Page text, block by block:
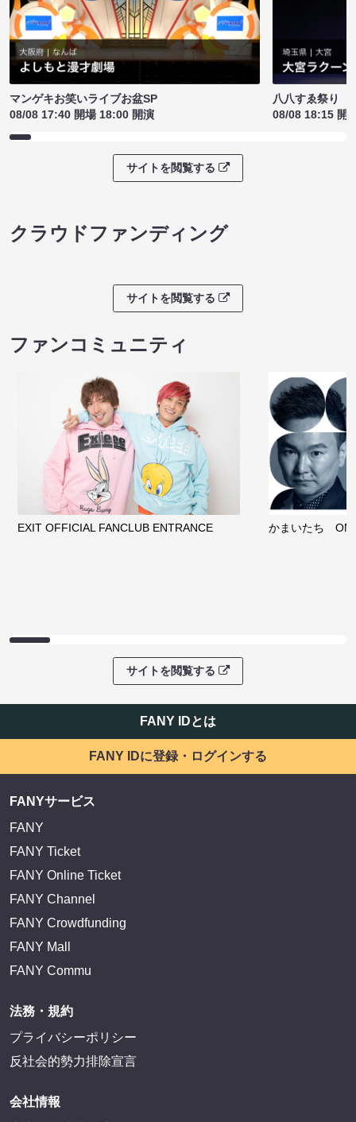
マンゲキお笑いライブお盆SP
08/08 17:40 開場 18:00 開演
八八すゑ祭り
08/08 18:15 開
サイトを閲覧する
クラウドファンディング
サイトを閲覧する
ファンコミュニティ
EXIT OFFICIAL FANCLUB ENTRANCE かまいたち
サイトを閲覧する
FANY IDとは
FANY IDに登録・ログインする
FANYサービス
FANY
FANY Ticket
FANY Online Ticket
FANY Channel
FANY Crowdfunding
FANY Mall
FANY Commu
法務・規約
プライバシーポリシー
反社会的勢力排除宣言
会社情報